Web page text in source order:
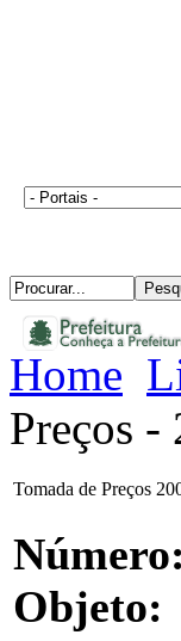
Home
Preços -
Tomada de Preços
Número:
Objeto: